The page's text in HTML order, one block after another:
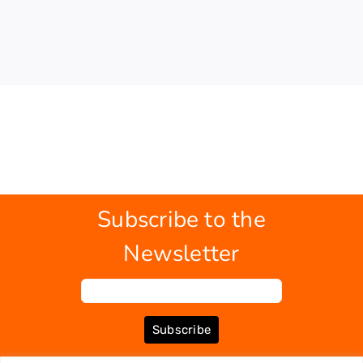
Subscribe to the
Newsletter
Subscribe